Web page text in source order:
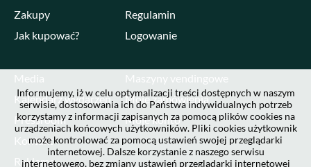
Zakupy
Jak kupować?
Regulamin
Logowanie
Media
Kalendarz wydarzeń
Pressroom
Kontakt
Reklama
Maszyny vendingowe
Moje zamówienia
Moje konto
Informujemy, iż w celu optymalizacji treści dostępnych w naszym
serwisie, dostosowania ich do Państwa indywidualnych potrzeb
korzystamy z informacji zapisanych za pomocą plików cookies na
urządzeniach końcowych użytkowników. Pliki cookies użytkownik
może kontrolować za pomocą ustawień swojej przeglądarki
internetowej. Dalsze korzystanie z naszego serwisu
internetowego, bez zmiany ustawień przeglądarki internetowej